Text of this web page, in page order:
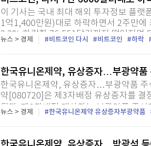
이 기사는 국내 최대 해외 투자정보 플
1억1,400만원)대로 하락하면서 2주만
2.2% 하락한 76,551달러까지 떨어지며
뉴스 > 경제 비트코인 다시 비트코인 하락
한국유니온제약, 유상증자…부광약
한국유니온제약, 유상증자…부광약품
약[080720]은 제3자배정 유상증자를 결
된다. 제3자배정 대상자는 부광약품 주
뉴스 > 경제 한국유니온제약 유상증자부광약품